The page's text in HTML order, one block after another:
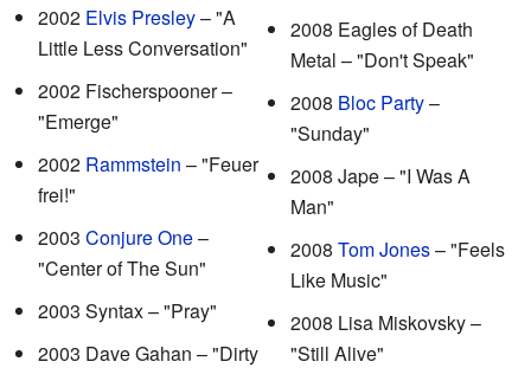
2002 Elvis Presley– "A
Little Less Conversation"
2002 Fischerspooner –
"Emerge"
2002 Rammstein – "Feuer
frei!"
2003 Conjure One–
"Center of The Sun"
2003 Syntax – "Pray"
2003 Dave Gahan – "Dirty
2008 Eagles of Death
Metal – "Don't Speak"
2008 Bloc Party–
"Sunday"
2008 Jape – "I Was A
Man"
2008 Tom Jones– "Feels
Like Music"
2008 Lisa Miskovsky –
"Still Alive"